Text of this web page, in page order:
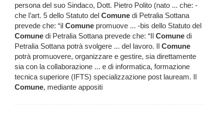
persona del suo Sindaco, Dott. Pietro Polito (nato ... che: -
che l’art. 5 dello Statuto del Comune di Petralia Sottana
prevede che: “il Comune promuove ... -bis dello Statuto del
Comune di Petralia Sottana prevede che: “Il Comune di
Petralia Sottana potrà svolgere ... del lavoro. Il Comune
potrà promuovere, organizzare e gestire, sia direttamente
sia con la collaborazione ... e di informatica, formazione
tecnica superiore (IFTS) specializzazione post lauream. Il
Comune, mediante appositi